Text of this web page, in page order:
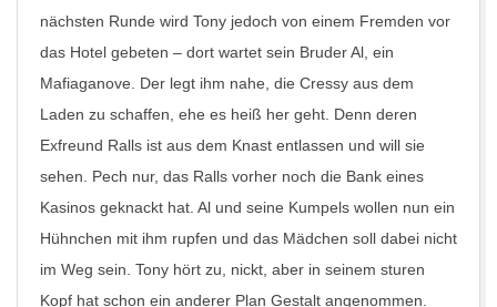
nächsten Runde wird Tony jedoch von einem Fremden vor
das Hotel gebeten – dort wartet sein Bruder Al, ein
Mafiaganove. Der legt ihm nahe, die Cressy aus dem
Laden zu schaffen, ehe es heiß her geht. Denn deren
Exfreund Ralls ist aus dem Knast entlassen und will sie
sehen. Pech nur, das Ralls vorher noch die Bank eines
Kasinos geknackt hat. Al und seine Kumpels wollen nun ein
Hühnchen mit ihm rupfen und das Mädchen soll dabei nicht
im Weg sein. Tony hört zu, nickt, aber in seinem sturen
Kopf hat schon ein anderer Plan Gestalt angenommen.